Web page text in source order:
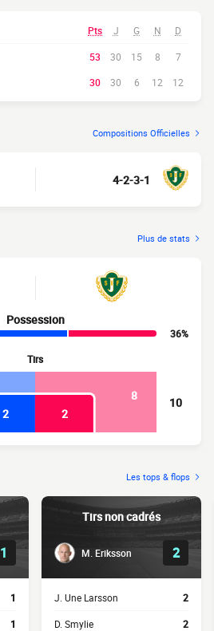
Pts J G N D
53 30 15 8
7
30 30 6 12 12
Compositions Officielles
4-2-3-1
Plus de stats
Possession
36%
Tirs
8
2
2
10
Les tops & flops
1
1
1
Tirs non cadrés
M. Eriksson 2
J. Une Larsson 2
D. Smylie 2